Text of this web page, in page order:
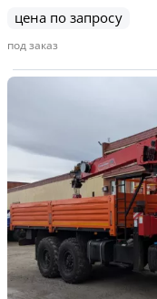
цена по запросу
под заказ